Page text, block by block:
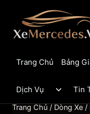
content
Trang Chủ Bảng
Dịch Vụ
Toggle
menu
Tin
Trang Chủ / Dòng Xe /